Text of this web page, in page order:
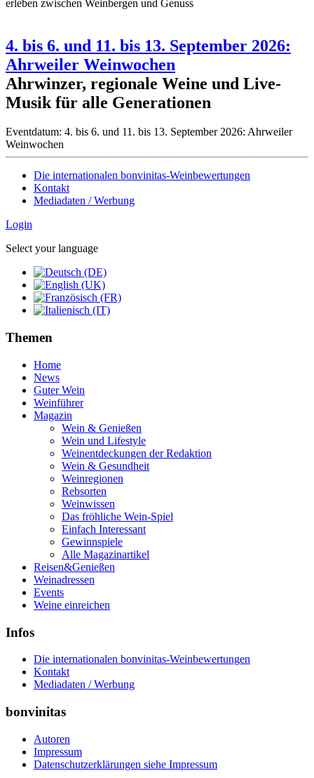
erleben zwischen Weinbergen und Genuss
4. bis 6. und 11. bis 13. September 2026:
Ahrweiler Weinwochen
Ahrwinzer, regionale Weine und Live-
Musik für alle Generationen
Eventdatum: 4. bis 6. und 11. bis 13. September 2026: Ahrweiler
Weinwochen
Die internationalen bonvinitas-Weinbewertungen
Kontakt
Mediadaten / Werbung
Login
Select your language
Themen
Home
News
Guter Wein
Weinführer
Magazin
Wein & Genießen
Wein und Lifestyle
Weinentdeckungen der Redaktion
Wein & Gesundheit
Weinregionen
Rebsorten
Weinwissen
Das fröhliche Wein-Spiel
Einfach Interessant
Gewinnspiele
Alle Magazinartikel
Reisen&Genießen
Weinadressen
Events
Weine einreichen
Infos
Die internationalen bonvinitas-Weinbewertungen
Kontakt
Mediadaten / Werbung
bonvinitas
Autoren
Impressum
Datenschutzerklärungen siehe Impressum